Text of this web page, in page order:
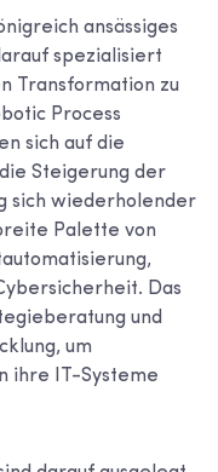
ansässiges
spezialisiert
Transformation zu
Process
sich auf die
Steigerung der
sich wiederholender
Palette von
Das
und
um
ihre IT-Systeme